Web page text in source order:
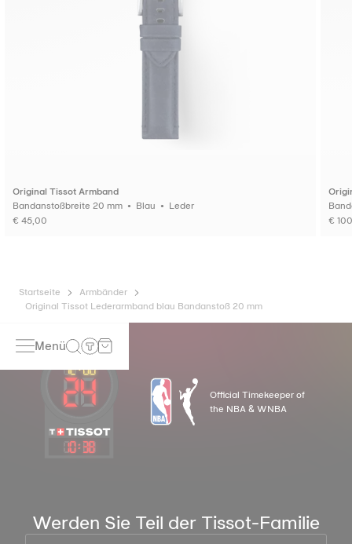
Original Tissot Armband
Bandanstoßbreite 20 mm • Blau • Leder
€ 45,00
€
Startseite
Armbänder
Original Tissot Lederarmband blau Bandanstoß 20 mm
Menü
10:38
Official Timekeeper of
the NBA & WNBA
Werden Sie Teil der Tissot-Familie